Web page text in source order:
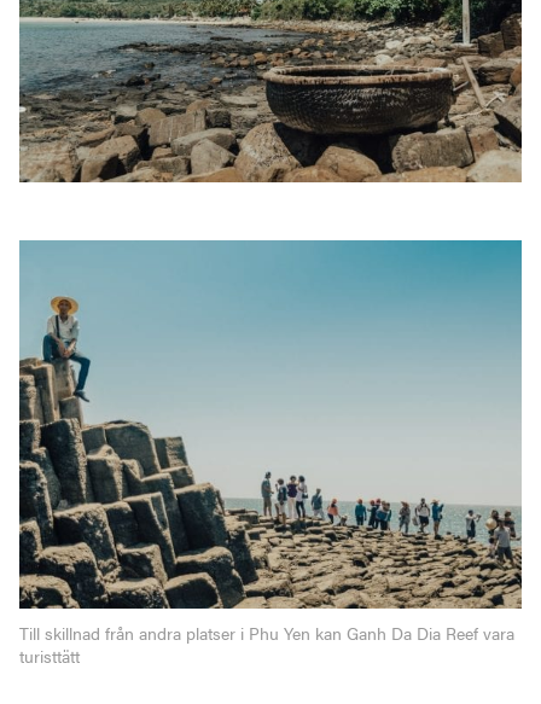
Till skillnad från andra platser i Phu Yen kan Ganh Da Dia Reef vara
turisttätt